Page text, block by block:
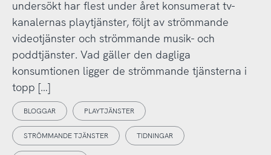
undersökt har flest under året konsumerat tv-
kanalernas playtjänster, följt av strömmande
videotjänster och strömmande musik- och
poddtjänster. Vad gäller den dagliga
konsumtionen ligger de strömmande tjänsterna i
topp […]
BLOGGAR PLAYTJÄNSTER
STRÖMMANDE TJÄNSTER TIDNINGAR